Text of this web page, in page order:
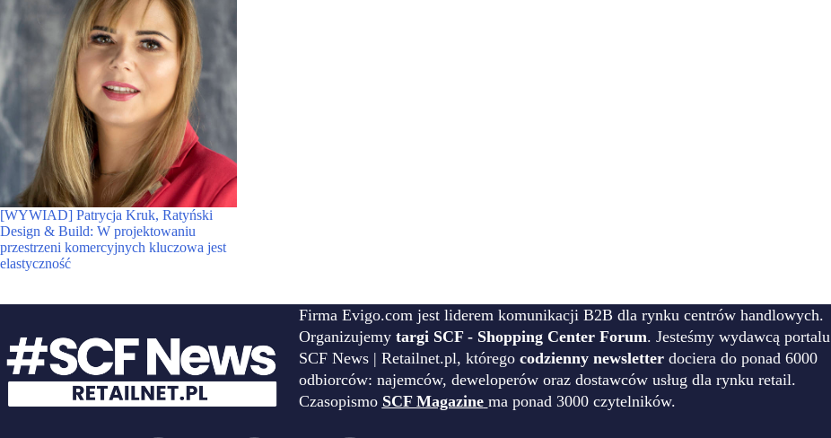
[WYWIAD] Patrycja Kruk, Ratyński
Design & Build: W projektowaniu
przestrzeni komercyjnych kluczowa jest
elastyczność
Firma Evigo.com jest liderem komunikacji B2B dla rynku centrów handlowych.
Organizujemy targi SCF - Shopping Center Forum. Jesteśmy wydawcą portalu
SCF News | Retailnet.pl, którego codzienny newsletter dociera do ponad 6000
odbiorców: najemców, deweloperów oraz dostawców usług dla rynku retail.
Czasopismo SCF Magazine ma ponad 3000 czytelników.